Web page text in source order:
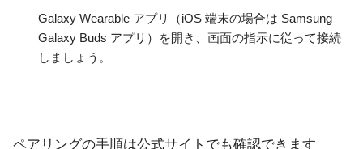
Galaxy Wearable アプリ（iOS 端末の場合は Samsung
Galaxy Buds アプリ）を開き、画面の指示に従って接続
しましょう。
ペアリングの手順は公式サイトでも確認できます